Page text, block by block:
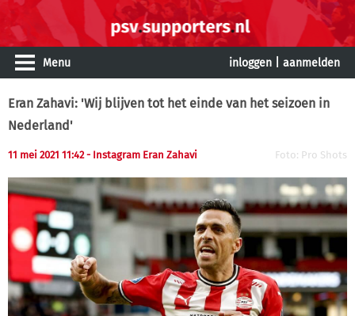
Menu inloggen aanmelden
Eran Zahavi: 'Wij blijven tot het einde van het seizoen in
Nederland'
11 mei 2021 11:42 - Instagram Eran Zahavi Foto: Pro Shots